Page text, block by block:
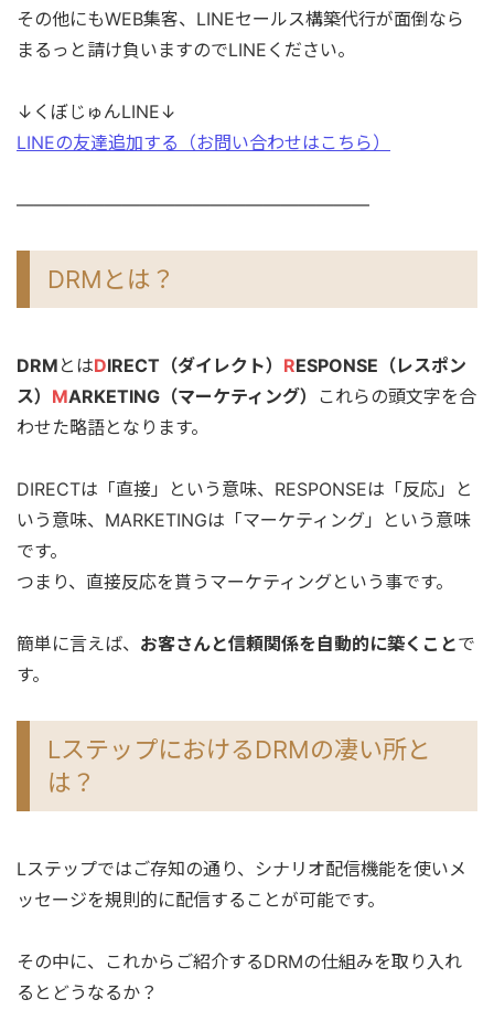
その他にもWEB集客、LINEセールス構築代行が面倒なら
まるっと請け負いますのでLINEください。
↓くぼじゅんLINE↓
LINEの友達追加する（お問い合わせはこちら）
————————————————————
DRMとは？
DRM とはDIRECT（ダイレクト） RESPONSE（レスポン
ス） MARKETING（マーケティング）
これらの頭文字を合
わせた略語となります。
DIRECTは「直接」という意味、RESPONSEは「反応」と
いう意味、MARKETINGは「マーケティング」という意味
です。
つまり、直接反応を貰うマーケティングという事です。
簡単に言えば、 お客さんと信頼関係を自動的に築くことで
す。
LステップにおけるDRMの凄い所と
は？
Lステップではご存知の通り、シナリオ配信機能を使いメ
ッセージを規則的に配信することが可能です。
その中に、これからご紹介するDRMの仕組みを取り入れ
るとどうなるか？